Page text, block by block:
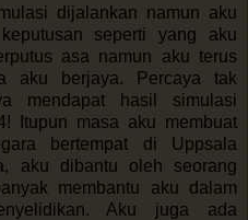
dijalankan namun aku
seperti yang aku
asa namun aku terus
aku berjaya. Percaya tak
mendapat hasil simulasi
Itupun masa aku membuat
bertempat di Uppsala
aku dibantu oleh seorang
membantu aku dalam
Aku juga ada